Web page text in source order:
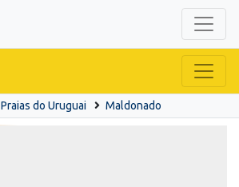
Praias do Uruguai Maldonado